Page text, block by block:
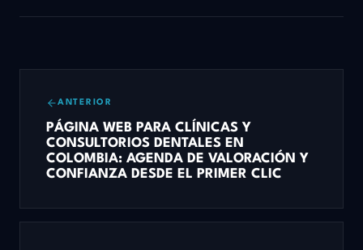
ANTERIOR
PÁGINA WEB PARA CLÍNICAS Y
CONSULTORIOS DENTALES EN
COLOMBIA: AGENDA DE VALORACIÓN Y
CONFIANZA DESDE EL PRIMER CLIC